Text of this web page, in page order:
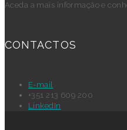
Aceda a mais informação e
CONTACTOS
E-mail
+351 213 609 200
LinkedIn